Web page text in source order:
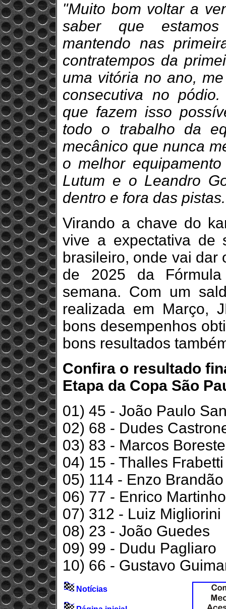
"Muito bom voltar a
saber que
mantendo nas
contratempos da
uma vitória no ano,
consecutiva no
que fazem isso
todo o trabalho da
mecânico que nunca
o melhor
Lutum e o Leandro
dentro e fora das
Virando a chave do
vive a expectativa de
brasileiro, onde vai dar
de 2025 da
semana. Com um
realizada em Março,
bons desempenhos
bons resultados
Confira o resultado
Etapa da Copa São
01) 45 - João Paulo
02) 68 - Dudes
03) 83 - Marcos
04) 15 - Thalles Frabetti
05) 114 - Enzo Brandão
06) 77 - Enrico Martinho
07) 312 - Luiz Migliorini
08) 23 - João Guedes
09) 99 - Dudu Pagliaro
10) 66 - Gustavo
Notícias